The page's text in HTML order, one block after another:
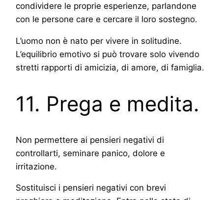
condividere le proprie esperienze, parlandone
con le persone care e cercare il loro sostegno.
L’uomo non è nato per vivere in solitudine.
L’equilibrio emotivo si può trovare solo vivendo
stretti rapporti di amicizia, di amore, di famiglia.
11. Prega e medita.
Non permettere ai pensieri negativi di
controllarti, seminare panico, dolore e
irritazione.
Sostituisci i pensieri negativi con brevi